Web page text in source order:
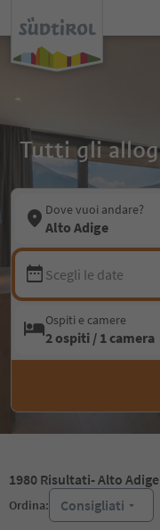
Tutti gli
Dove vuoi andare?
Alto Adige
Scegli le date
Ospiti e camere
2 ospiti / 1 camera
1980 Risultati- Alto Adige
Ordina: Consigliati